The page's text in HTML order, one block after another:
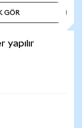
GÖR
yapılır